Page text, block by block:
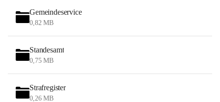
Gemeindeservice
0,82 MB
Standesamt
0,75 MB
Strafregister
0,26 MB